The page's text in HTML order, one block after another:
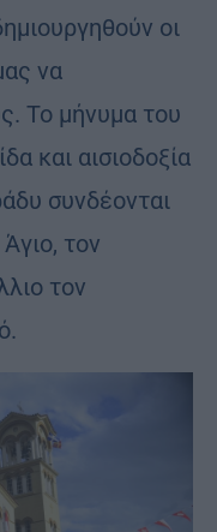
οι
να
Το μήνυμα του
και αισιοδοξία
συνδέονται
τον
τον